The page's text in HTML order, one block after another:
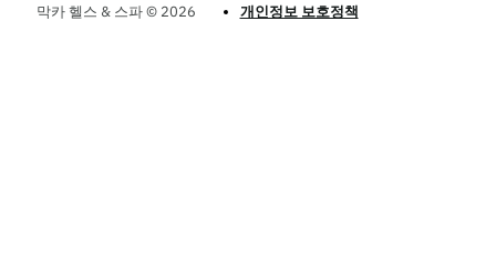
막카 헬스 & 스파 © 2026 개인정보 보호정책